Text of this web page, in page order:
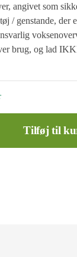
angivet som
/ genstande, der
brug, og lad
Tilføj til